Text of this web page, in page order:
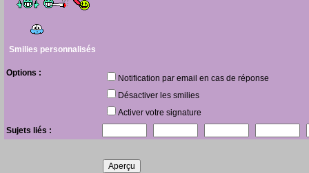
Smilies personnalisés
Options :
Notification par email en cas de réponse
Désactiver les smilies
Activer votre signature
Sujets liés :